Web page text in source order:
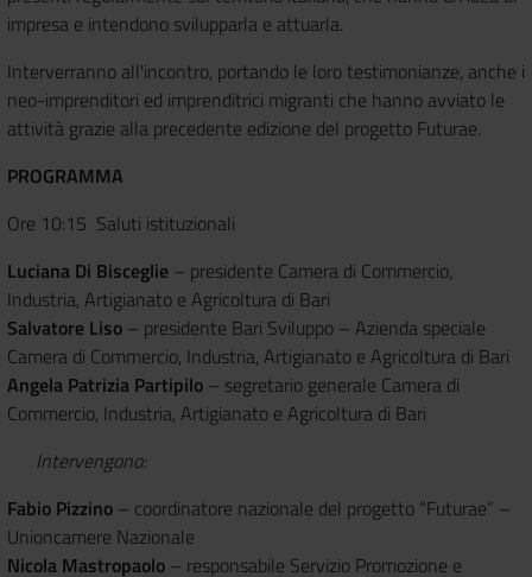
impresa e intendono svilupparla e attuarla.
Interverranno all'incontro, portando le loro testimonianze, anche i
neo-imprenditori ed imprenditrici migranti che hanno avviato le
attività grazie alla precedente edizione del progetto Futurae.
PROGRAMMA
Ore 10:15 Saluti istituzionali
Luciana Di Bisceglie – presidente Camera di Commercio,
Industria, Artigianato e Agricoltura di Bari
Salvatore Liso – presidente Bari Sviluppo – Azienda speciale
Camera di Commercio, Industria, Artigianato e Agricoltura di Bari
Angela Patrizia Partipilo – segretario generale Camera di
Commercio, Industria, Artigianato e Agricoltura di Bari
Intervengono:
Fabio Pizzino – coordinatore nazionale del progetto “Futurae” –
Unioncamere Nazionale
Nicola Mastropaolo – responsabile Servizio Promozione e